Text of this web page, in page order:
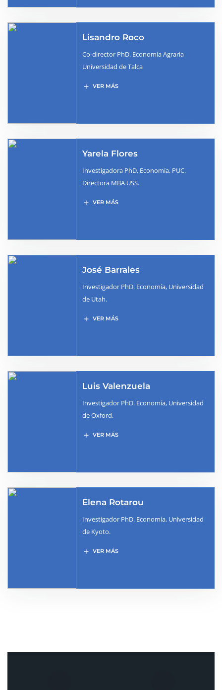
Lisandro Roco
Co-director PhD. Economía Agraria
Universidad de Talca
add VER MÁS
Yarela Flores
Investigadora PhD. Economía, PUC.
Directora MBA USS.
add VER MÁS
José Barrales
Investigador PhD. Economía, Universidad
de Utah.
add VER MÁS
Luis Valenzuela
Investigador PhD. Economía, Universidad
de Oxford.
add VER MÁS
Elena Rotarou
Investigador PhD. Economía, Universidad
de Kyoto.
add VER MÁS